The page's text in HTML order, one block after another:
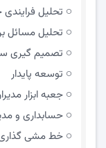
تحلیل
تحلیل مسائل
تصمیم گیری
توسعه پایدار
جعبه ابزار
حسابداری و
خط مشی